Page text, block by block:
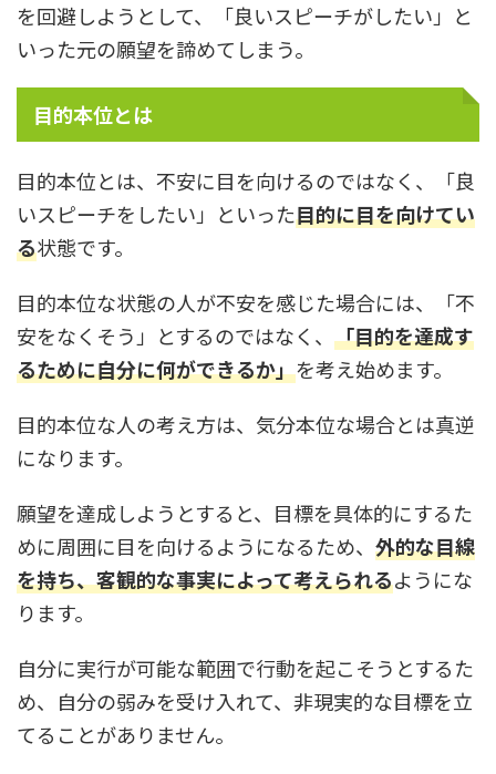
を回避しようとして、「良いスピーチがしたい」と
いった元の願望を諦めてしまう。
目的本位とは
目的本位とは、不安に目を向けるのではなく、「良
いスピーチをしたい」といった目的に目を向けてい
る状態です。
目的本位な状態の人が不安を感じた場合には、「不
安をなくそう」とするのではなく、 「目的を達成す
るために自分に何ができるか」を考え始めます。
目的本位な人の考え方は、気分本位な場合とは真逆
になります。
願望を達成しようとすると、目標を具体的にするた
めに周囲に目を向けるようになるため、 外的な目線
を持ち、客観的な事実によって考えられるようにな
ります。
自分に実行が可能な範囲で行動を起こそうとするた
め、自分の弱みを受け入れて、非現実的な目標を立
てることがありません。